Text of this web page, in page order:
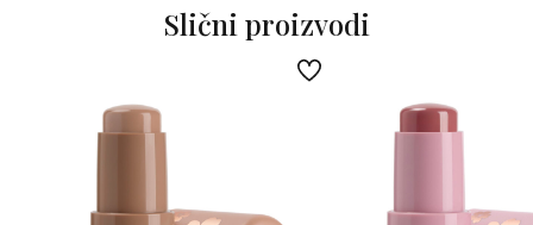
Slični proizvodi